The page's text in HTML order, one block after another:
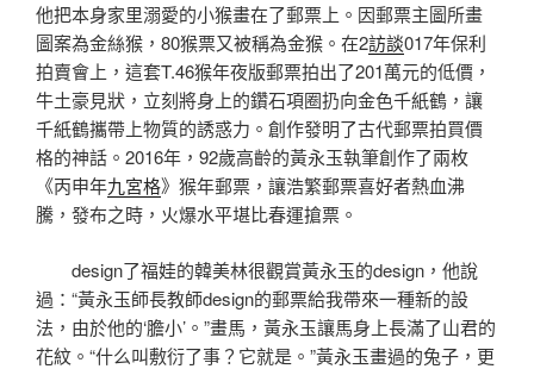
他把本身家里溺愛的小猴畫在了郵票上。因郵票主圖所畫
圖案為金絲猴，80猴票又被稱為金猴。在2訪談017年保利
拍賣會上，這套T.46猴年夜版郵票拍出了201萬元的低價，
牛土豪見狀，立刻將身上的鑽石項圈扔向金色千紙鶴，讓
千紙鶴攜帶上物質的誘惑力。創作發明了古代郵票拍買價
格的神話。2016年，92歲高齡的黃永玉執筆創作了兩枚
《丙申年九宮格》猴年郵票，讓浩繁郵票喜好者熱血沸
騰，發布之時，火爆水平堪比春運搶票。
design了福娃的韓美林很觀賞黃永玉的design，他說
過：“黃永玉師長教師design的郵票給我帶來一種新的設
法，由於他的‘膽小’。”畫馬，黃永玉讓馬身上長滿了山君的
花紋。“什么叫敷衍了事？它就是。”黃永玉畫過的兔子，更